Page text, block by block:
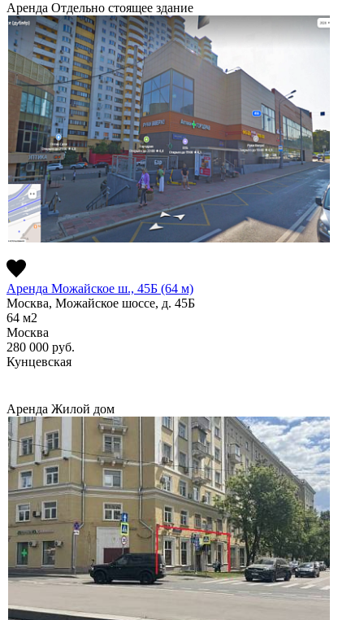
Аренда Отдельно стоящее здание
Аренда Можайское ш., 45Б (64 м)
Москва, Можайское шоссе, д. 45Б
64 м2
Москва
280 000 руб.
Кунцевская
Аренда Жилой дом